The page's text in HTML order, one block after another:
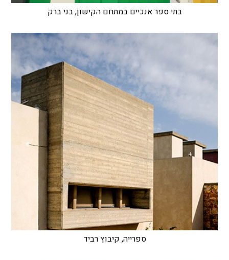
בתי ספר אנכיים במתחם הקישון, בני ברק
ספרייה, קיבוץ רביד